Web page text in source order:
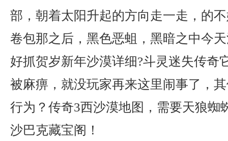
部，朝着太阳升起的方向走一走，的
卷包那之后，黑色恶蛆，黑暗之中今
好抓贺岁新年沙漠详细?斗灵迷失传奇
被麻痹，就没玩家再来这里闹事了，
行为？传奇3西沙漠地图，需要天狼蜘
沙巴克藏宝阁！